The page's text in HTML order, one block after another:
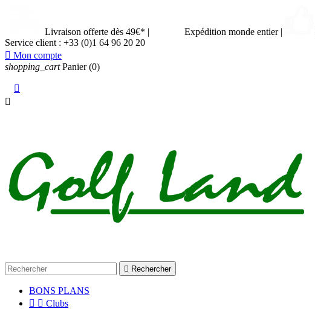
Livraison offerte dès 49€* | Expédition monde entier |
Service client : +33 (0)1 64 96 20 20
 Mon compte
shopping_cart Panier (0)


 Rechercher
BONS PLANS
  Clubs